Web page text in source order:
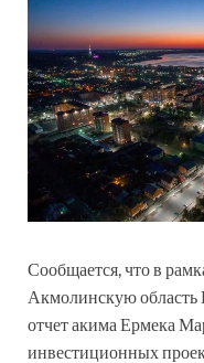
Сообщается, что в
Акмолинскую
отчет акима Ермека
инвестиционных